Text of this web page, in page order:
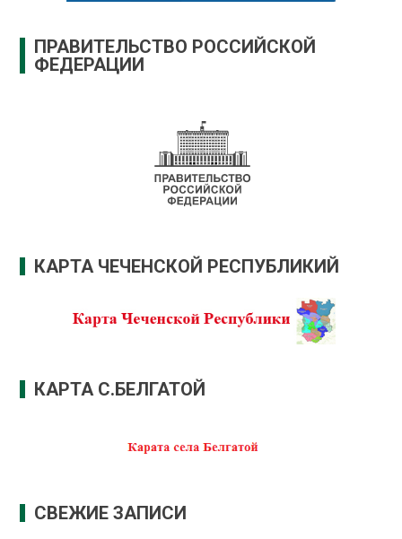
ПРАВИТЕЛЬСТВО РОССИЙСКОЙ
ФЕДЕРАЦИИ
КАРТА ЧЕЧЕНСКОЙ РЕСПУБЛИКИЙ
КАРТА С.БЕЛГАТОЙ
СВЕЖИЕ ЗАПИСИ